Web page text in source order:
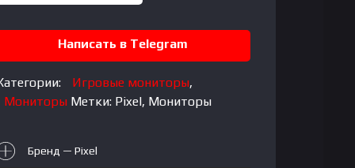
Написать в Telegram
Игровые мониторы,
Мониторы Метки: Pixel, Мониторы
Бренд — Pixel